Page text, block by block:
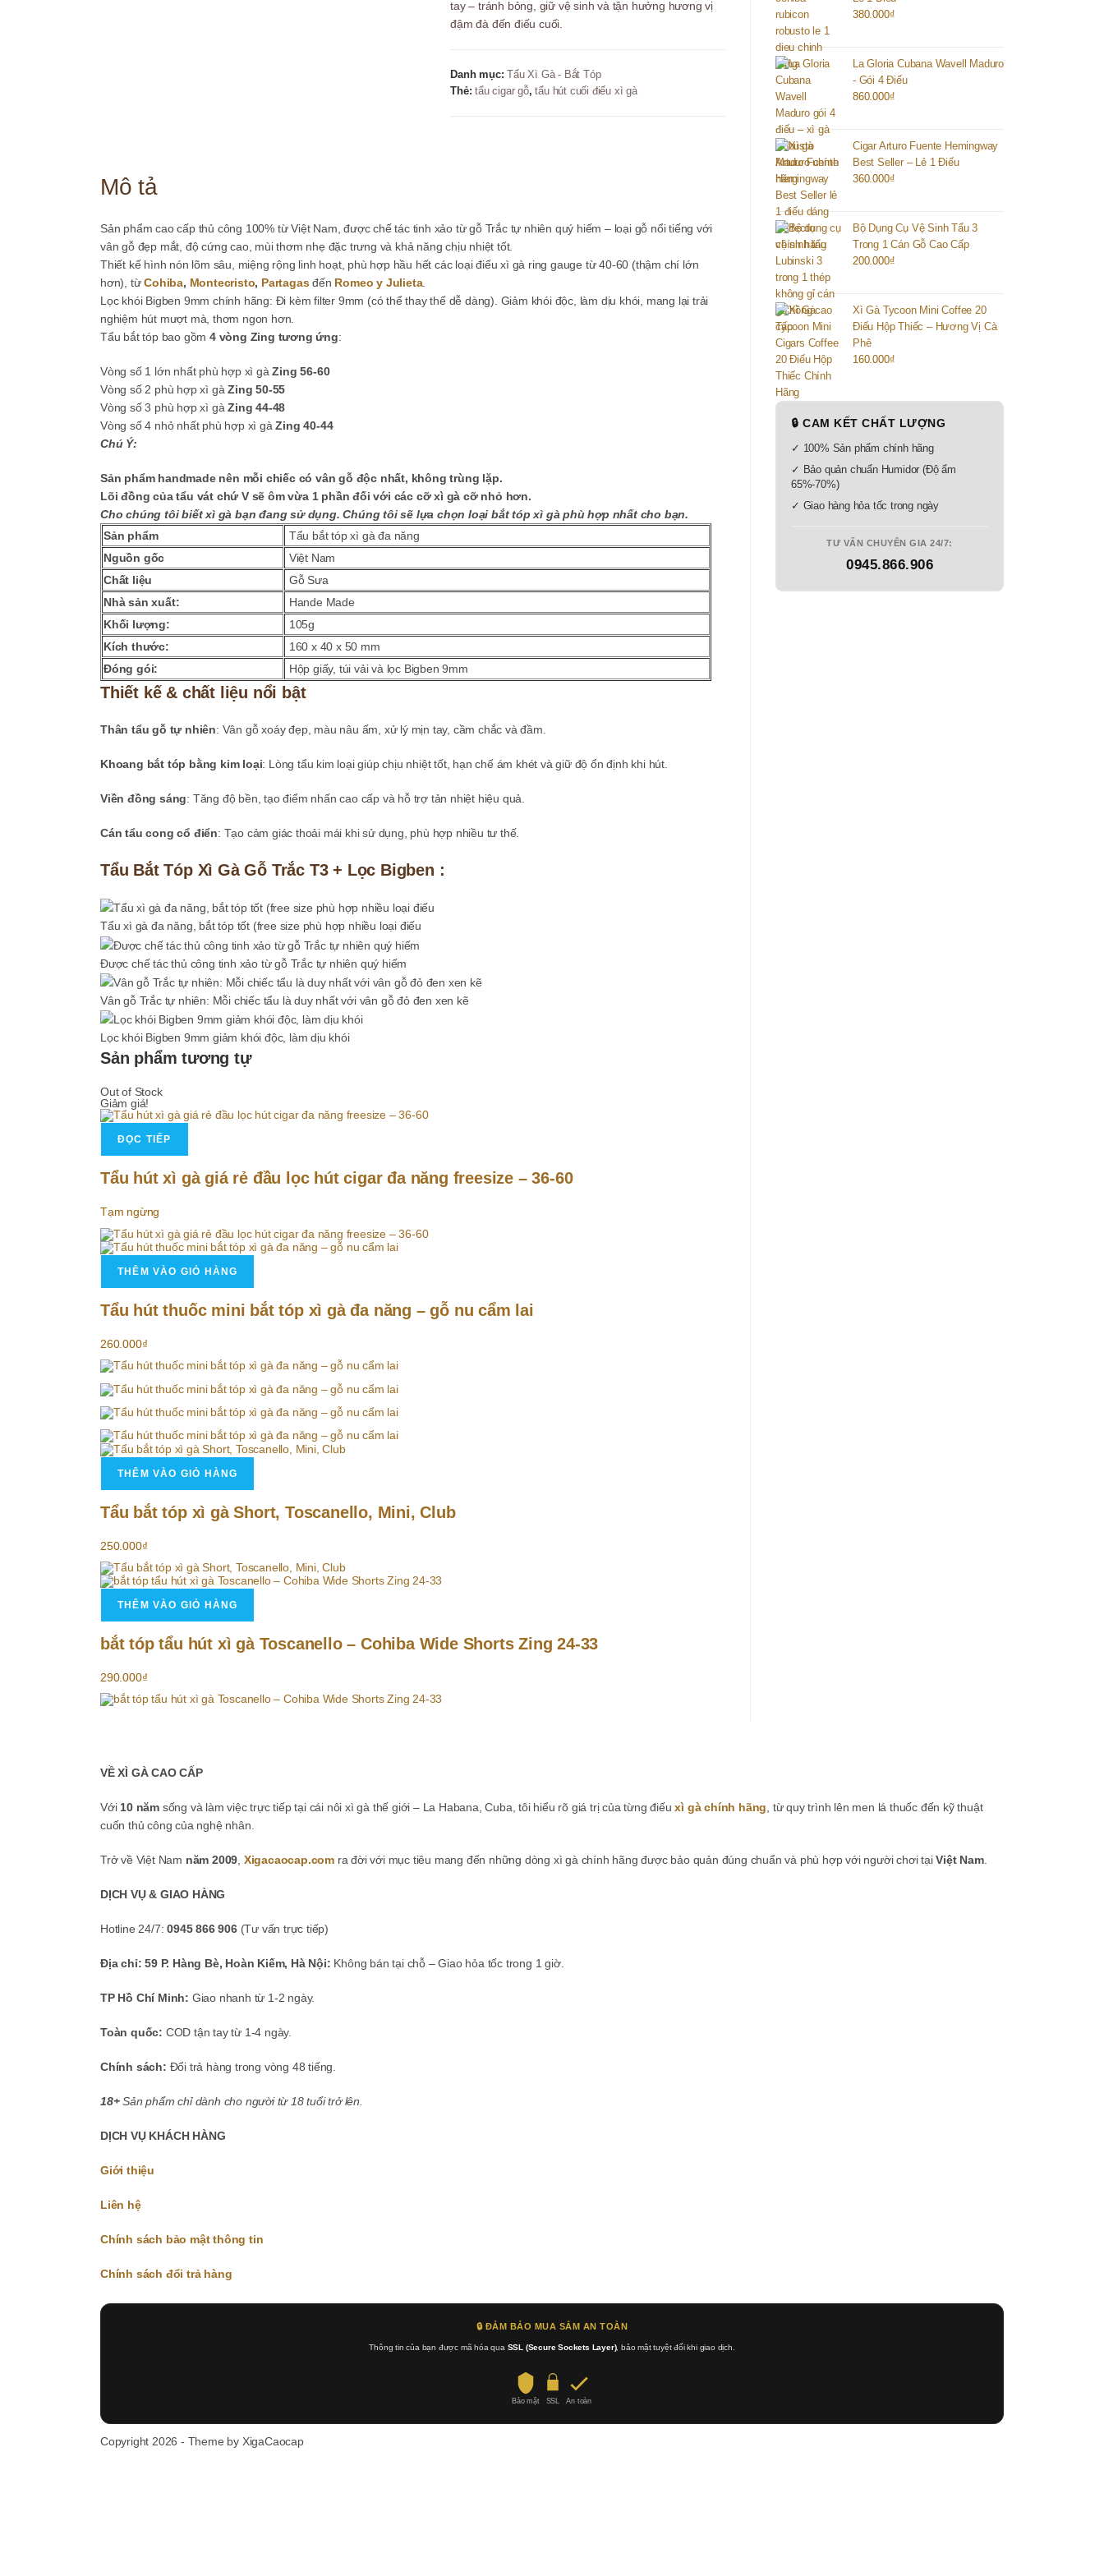
Trắc
Handmade
Lọc
tay – tránh bỏng, giữ vệ sinh và tận hưởng hương vị
đậm đà đến điếu cuối.
Danh mục:Tẩu Xì Gà - Bắt Tóp
Thẻ:tẩu cigar gỗ,tẩu hút cuối điếu xì gà
Mô tả
Sản phẩm cao cấp thủ công 100% từ Việt Nam , được chế tác tinh xảo từgỗ Trắc tự nhiên quý hiếm – loại gỗ nổi tiếng với
vân gỗ đẹp mắt, độ cứng cao, mùi thơm nhẹ đặc trưng và khả năng chịu nhiệt tốt.
Thiết kế hình nón lõm sâu, miệng rộng linh hoạt, phù hợp hầu hết các loại điếu xì gà ring gauge từ 40-60 (thậm chí lớn
hơn), từCohiba, Montecristo, Partagas đến Romeo y Julieta.
Lọc khói Bigben 9mm chính hãng: Đi kèm filter 9mm (có thể thay thế dễ dàng). Giảm khói độc, làm dịu khói, mang lại trải
nghiệm hút mượt mà, thơm ngon hơn.
Tẩu bắt tóp bao gồm 4 vòng Zing tương ứng:
Vòng số 1 lớn nhất phù hợp xì gàZing 56-60
Vòng số 2 phù hợp xì gàZing 50-55
Vòng số 3 phù hợp xì gàZing 44-48
Vòng số 4 nhỏ nhất phù hợp xì gàZing 40-44
Chú Ý:
Sản phẩm handmade nên mỗi chiếc có vân gỗ độc nhất, không trùng lặp.
Lõi đồng của tẩu vát chứ V sẽ ôm vừa 1 phần đối với các cỡ xì gà cỡ nhỏ hơn.
Cho chúng tôi biết xì gà bạn đang sử dụng. Chúng tôi sẽ lựa chọn loại bắt tóp xì gà phù hợp nhất cho bạn.
Sản phẩm
Tẩu bắt tóp xì gà đa năng
Nguồn gốc
Việt Nam
Chất liệu
Gỗ Sưa
Nhà sản xuất:
Hande Made
Khối lượng:
105g
Kích thước:
160 x 40 x 50 mm
Đóng gói:
Hộp giấy, túi vải và lọc Bigben 9mm
Thiết kế & chất liệu nổi bật
Thân tẩu gỗ tự nhiên: Vân gỗ xoáy đẹp, màu nâu ấm, xử lý mịn tay, cầm chắc và đầm.
Khoang bắt tóp bằng kim loại: Lòng tẩu kim loại giúp chịu nhiệt tốt, hạn chế ám khét và giữ độ ổn định khi hút.
Viền đồng sáng: Tăng độ bền, tạo điểm nhấn cao cấp và hỗ trợ tản nhiệt hiệu quả.
Cán tẩu cong cổ điển: Tạo cảm giác thoải mái khi sử dụng, phù hợp nhiều tư thế.
Tẩu Bắt Tóp Xì Gà Gỗ Trắc T3 + Lọc Bigben :
Tẩu xì gà đa năng, bắt tóp tốt (free size phù hợp nhiều loại điếu
Được chế tác thủ công tinh xảo từ gỗ Trắc tự nhiên quý hiếm
Vân gỗ Trắc tự nhiên: Mỗi chiếc tẩu là duy nhất với vân gỗ đỏ đen xen kẽ
Lọc khói Bigben 9mm giảm khói độc, làm dịu khói
Sản phẩm tương tự
Out of Stock
Giảm giá!
ĐỌC TIẾP
Tẩu hút xì gà giá rẻ đầu lọc hút cigar đa năng freesize – 36-60
Tạm ngừng
THÊM VÀO GIỎ HÀNG
Tẩu hút thuốc mini bắt tóp xì gà đa năng – gỗ nu cẩm lai
260.000₫
THÊM VÀO GIỎ HÀNG
Tẩu bắt tóp xì gà Short, Toscanello, Mini, Club
250.000₫
THÊM VÀO GIỎ HÀNG
bắt tóp tẩu hút xì gà Toscanello – Cohiba Wide Shorts Zing 24-33
290.000₫
380.000₫
La Gloria Cubana Wavell Maduro
- Gói 4 Điếu
860.000₫
Cigar Arturo Fuente Hemingway
Best Seller – Lẻ 1 Điếu
360.000₫
Bộ Dụng Cụ Vệ Sinh Tẩu 3
Trong 1 Cán Gỗ Cao Cấp
200.000₫
Xì Gà Tycoon Mini Coffee 20
Điếu Hộp Thiếc – Hương Vị Cà
Phê
160.000₫
🔒 CAM KẾT CHẤT LƯỢNG
✓ 100% Sản phẩm chính hãng
✓ Bảo quản chuẩn Humidor (Độ ẩm
65%-70%)
✓ Giao hàng hỏa tốc trong ngày
TƯ VẤN CHUYÊN GIA 24/7:
0945.866.906
VỀ XÌ GÀ CAO CẤP
Với 10 năm sống và làm việc trực tiếp tại cái nôi xì gà thế giới – La Habana, Cuba, tôi hiểu rõ giá trị của từng điếuxì gà chính hãng, từ quy trình lên men lá thuốc đến kỹ thuật
cuốn thủ công của nghệ nhân.
Trở về Việt Nam năm 2009, Xigacaocap.com ra đời với mục tiêu mang đến những dòng xì gà chính hãng được bảo quản đúng chuẩn và phù hợp với người chơi tạiViệt Nam.
DỊCH VỤ & GIAO HÀNG
Hotline 24/7:0945 866 906(Tư vấn trực tiếp)
Địa chỉ: 59 P. Hàng Bè, Hoàn Kiếm, Hà Nội: Không bán tại chỗ – Giao hỏa tốc trong 1 giờ.
TP Hồ Chí Minh: Giao nhanh từ 1-2 ngày.
Toàn quốc: COD tận tay từ 1-4 ngày.
Chính sách: Đổi trả hàng trong vòng 48 tiếng.
18+Sản phẩm chỉ dành cho người từ 18 tuổi trở lên.
DỊCH VỤ KHÁCH HÀNG
Giới thiệu
Liên hệ
Chính sách bảo mật thông tin
Chính sách đổi trả hàng
🔒 ĐẢM BẢO MUA SẮM AN TOÀN
Thông tin của bạn được mã hóa qua SSL (Secure Sockets Layer), bảo mật tuyệt đối khi giao dịch.
Bảo mật SSL An toàn
Copyright 2026 - Theme by XigaCaocap